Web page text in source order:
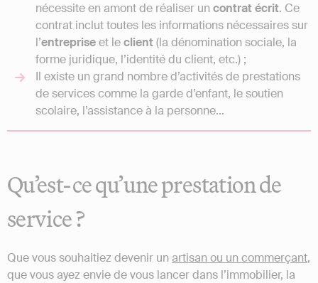
nécessite en amont de réaliser un contrat écrit. Ce
contrat inclut toutes les informations nécessaires sur
l’entrepriseet leclient(la dénomination sociale, la
forme juridique, l’identité du client, etc.) ;
Il existe un grand nombre d’activités de prestations
de services comme la garde d’enfant, le soutien
scolaire, l’assistance à la personne…
Qu’est-ce qu’une prestation de
service ?
Que vous souhaitiez devenir un artisan ou un commerçant,
que vous ayez envie de vous lancer dans l’immobilier, la